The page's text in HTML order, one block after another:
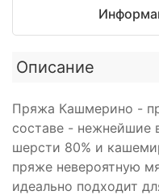
Описание
Пряжа Кашмерино -
составе - нежнейшие
шерсти 80% и
пряже невероятную
идеально подходит